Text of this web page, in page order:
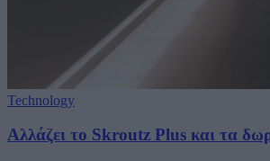
Technology
Αλλάζει το Skroutz Plus και τα